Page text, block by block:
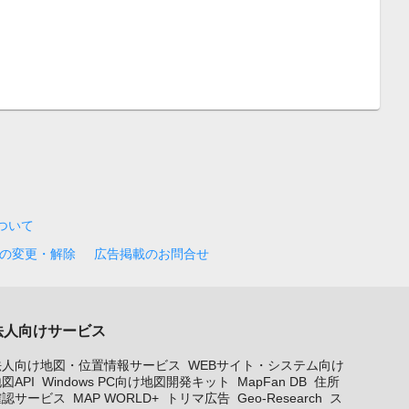
いて
変更・解除
広告掲載のお問合せ
人向けサービス
向け地図・位置情報サービス
WEBサイト・システム向け
API Windows PC向け地図開発キット MapFan DB 住所
サービス
MAP WORLD+ トリマ広告 Geo-Research
ス